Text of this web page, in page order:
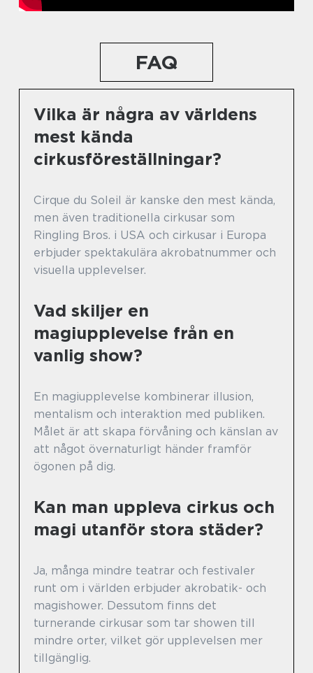
FAQ
Vilka är några av världens
mest kända
cirkusföreställningar?
Cirque du Soleil är kanske den mest kända,
men även traditionella cirkusar som
Ringling Bros. i USA och cirkusar i Europa
erbjuder spektakulära akrobatnummer och
visuella upplevelser.
Vad skiljer en
magiupplevelse från en
vanlig show?
En magiupplevelse kombinerar illusion,
mentalism och interaktion med publiken.
Målet är att skapa förvåning och känslan av
att något övernaturligt händer framför
ögonen på dig.
Kan man uppleva cirkus och
magi utanför stora städer?
Ja, många mindre teatrar och festivaler
runt om i världen erbjuder akrobatik- och
magishower. Dessutom finns det
turnerande cirkusar som tar showen till
mindre orter, vilket gör upplevelsen mer
tillgänglig.